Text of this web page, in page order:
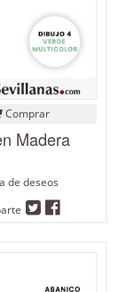
Comprar
Madera
de deseos